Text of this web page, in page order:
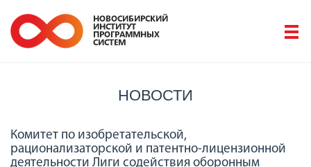
НОВОСТИ
Комитет по изобретательской,
рационализаторской и патентно-лицензионной
деятельности Лиги содействия оборонным